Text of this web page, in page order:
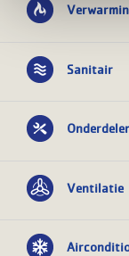
Sanitair
Ventilatie